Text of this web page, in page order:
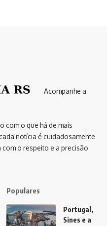
Acompanhe a
com o que há de mais
notícia é cuidadosamente
o respeito e a precisão
Populares
Portugal,
Sines e a